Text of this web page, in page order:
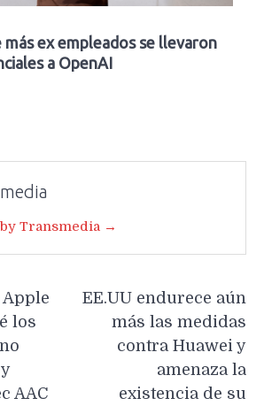
más ex empleados se llevaron
a OpenAI
Transmedia →
los
AAC
EE.UU endurece aún
más las medidas
contra Huawei y
amenaza la
existencia de su